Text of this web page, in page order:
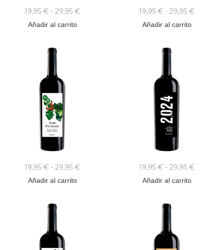
19,95 € - 29,95 €
Añadir al carrito
19,95 € - 29,95 €
Añadir al carrito
19,95 € - 29,95 €
Añadir al carrito
19,95 € - 29,95 €
Añadir al carrito